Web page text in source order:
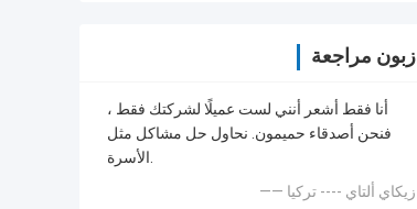
زبون مراجعة
أنا فقط أشعر أنني لست عميلًا لشركتك فقط ،
فنحن أصدقاء حميمون. نحاول حل مشاكل مثل
الأسرة.
—— زيكاي ألتاي ---- تركيا